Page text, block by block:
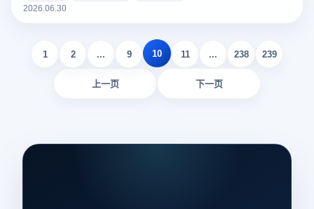
配度。马逊关键词的优化质量直接决定自然流量的获取能力和
2026.06.30
上一页
1 2 ... 9 10 11 ... 238 239
下一页